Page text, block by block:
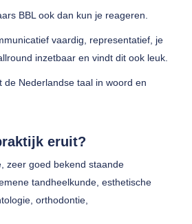
BBL ook dan kun je reageren.
vaardig, representatief, je
inzetbaar en vindt dit ook leuk.
de Nederlandse taal in woord en
eruit?
zeer goed bekend staande
tandheelkunde, esthetische
orthodontie,